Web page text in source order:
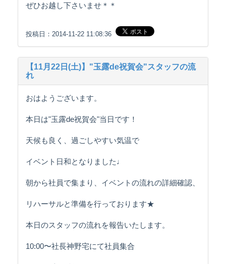
ぜひお越し下さいませ＊＊
投稿日：2014-11-22 11:08:36
【11月22日(土)】"玉露de祝賀会"スタッフの流
れ
おはようございます。
本日は"玉露de祝賀会"当日です！
天候も良く、過ごしやすい気温で
イベント日和となりました♩
朝から社員で集まり、イベントの流れの詳細確認、
リハーサルと準備を行っております★
本日のスタッフの流れを報告いたします。
10:00〜社長神野宅にて社員集合